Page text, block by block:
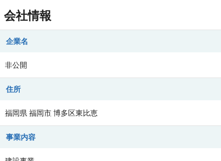
会社情報
企業名
非公開
住所
福岡県 福岡市 博多区東比恵
事業内容